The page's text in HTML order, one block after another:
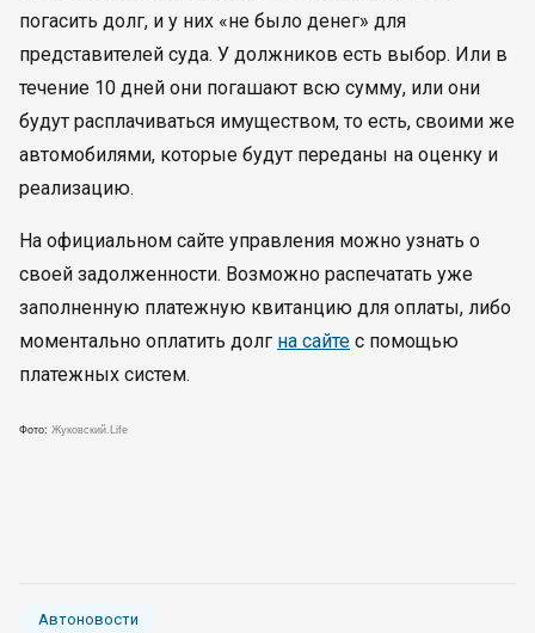
погасить долг, и у них «не было денег» для
представителей суда. У должников есть выбор. Или в
течение 10 дней они погашают всю сумму, или они
будут расплачиваться имуществом, то есть, своими же
автомобилями, которые будут переданы на оценку и
реализацию.
На официальном сайте управления можно узнать о
своей задолженности. Возможно распечатать уже
заполненную платежную квитанцию для оплаты, либо
моментально оплатить долг на сайте с помощью
платежных систем.
Фото: Жуковский.Life
Автоновости